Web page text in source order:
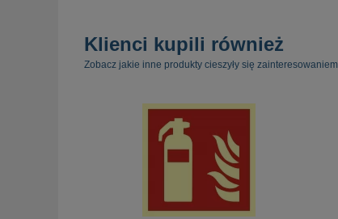
Klienci kupili również
Zobacz jakie inne produkty cieszyły się